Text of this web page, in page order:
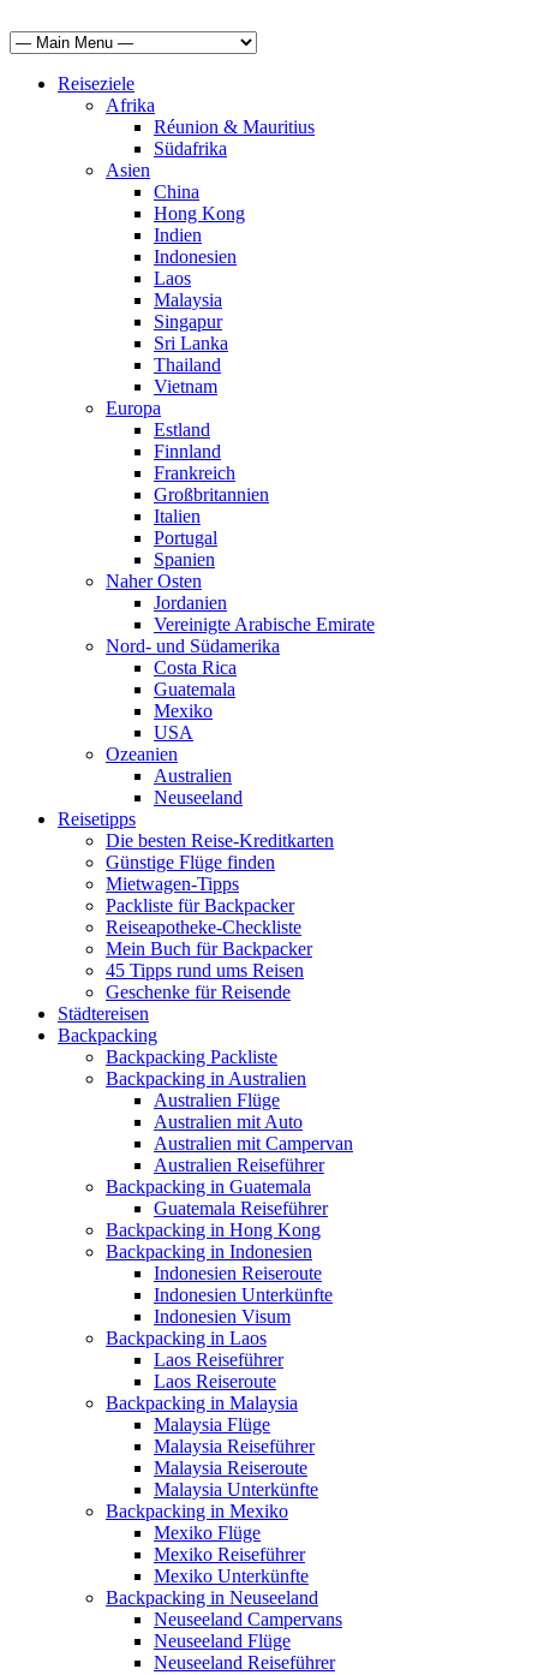
Reiseziele
Afrika
Réunion & Mauritius
Südafrika
Asien
China
Hong Kong
Indien
Indonesien
Laos
Malaysia
Singapur
Sri Lanka
Thailand
Vietnam
Europa
Estland
Finnland
Frankreich
Großbritannien
Italien
Portugal
Spanien
Naher Osten
Jordanien
Vereinigte Arabische Emirate
Nord- und Südamerika
Costa Rica
Guatemala
Mexiko
USA
Ozeanien
Australien
Neuseeland
Reisetipps
Die besten Reise-Kreditkarten
Günstige Flüge finden
Mietwagen-Tipps
Packliste für Backpacker
Reiseapotheke-Checkliste
Mein Buch für Backpacker
45 Tipps rund ums Reisen
Geschenke für Reisende
Städtereisen
Backpacking
Backpacking Packliste
Backpacking in Australien
Australien Flüge
Australien mit Auto
Australien mit Campervan
Australien Reiseführer
Backpacking in Guatemala
Guatemala Reiseführer
Backpacking in Hong Kong
Backpacking in Indonesien
Indonesien Reiseroute
Indonesien Unterkünfte
Indonesien Visum
Backpacking in Laos
Laos Reiseführer
Laos Reiseroute
Backpacking in Malaysia
Malaysia Flüge
Malaysia Reiseführer
Malaysia Reiseroute
Malaysia Unterkünfte
Backpacking in Mexiko
Mexiko Flüge
Mexiko Reiseführer
Mexiko Unterkünfte
Backpacking in Neuseeland
Neuseeland Campervans
Neuseeland Flüge
Neuseeland Reiseführer